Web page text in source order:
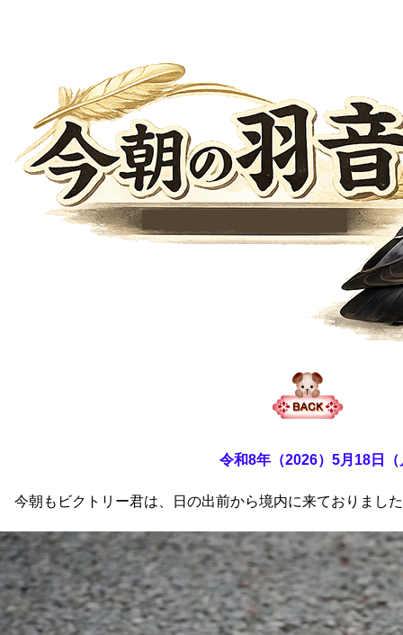
令和8年（2026）5月18日（
今朝もビクトリー君は、日の出前から境内に来ておりまし